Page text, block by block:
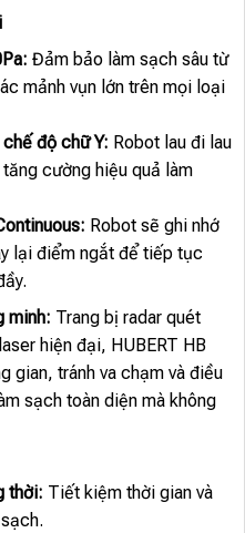
Đảm bảo làm sạch sâu từ
mảnh vụn lớn trên mọi loại
chế độ chữ Y: Robot lau đi lau
cường hiệu quả làm
Robot sẽ ghi nhớ
lại điểm ngắt để tiếp tục
minh: Trang bị radar quét
hiện đại, HUBERT HB
gian, tránh va chạm và điều
sạch toàn diện mà không
thời: Tiết kiệm thời gian và